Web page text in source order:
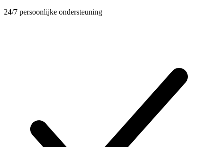
24/7 persoonlijke ondersteuning